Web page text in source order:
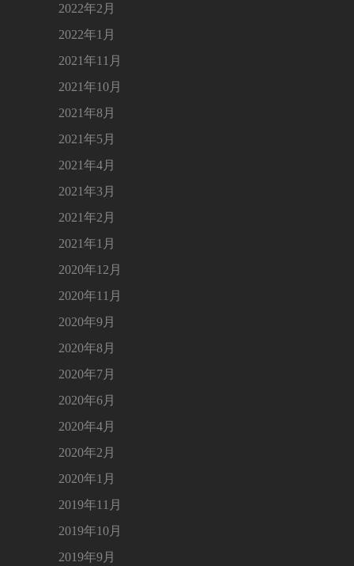
2022年2月
2022年1月
2021年11月
2021年10月
2021年8月
2021年5月
2021年4月
2021年3月
2021年2月
2021年1月
2020年12月
2020年11月
2020年9月
2020年8月
2020年7月
2020年6月
2020年4月
2020年2月
2020年1月
2019年11月
2019年10月
2019年9月